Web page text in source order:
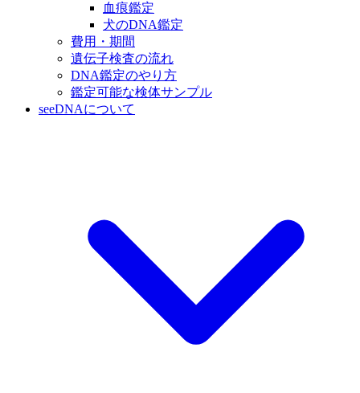
血痕鑑定
犬のDNA鑑定
費用・期間
遺伝子検査の流れ
DNA鑑定のやり方
鑑定可能な検体サンプル
seeDNAについて